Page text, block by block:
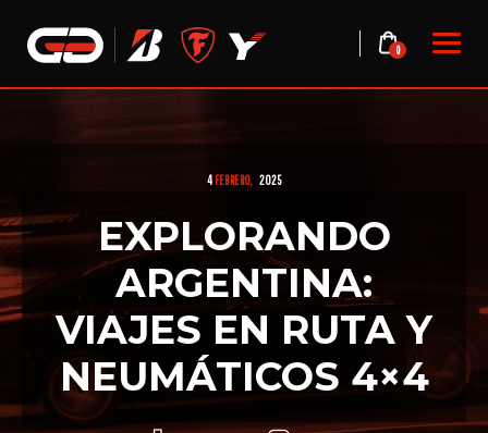
content
0
4 FEBRERO, 2025
EXPLORANDO
ARGENTINA:
VIAJES EN RUTA Y
NEUMÁTICOS 4×4